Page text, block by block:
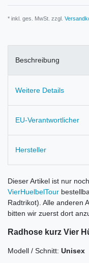
* inkl. ges. MwSt. zzgl.
Beschreibung
Weitere Details
EU-Verantwortlicher
Hersteller
Dieser Artikel ist nur
VierHuelbelTour
Radtrikot). Alle anderen
bitten wir zuerst dort
Radhose kurz Vier
Modell / Schnitt: Unisex